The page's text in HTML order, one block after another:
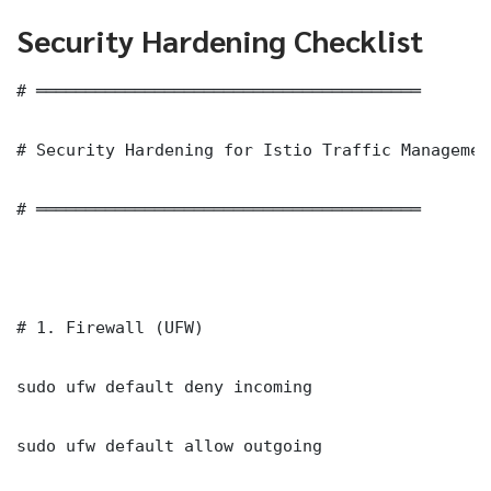
Security Hardening Checklist
# ═══════════════════════════════════════
# Security Hardening for Istio Traffic
# ═══════════════════════════════════════
# 1. Firewall (UFW)
sudo ufw default deny incoming
sudo ufw default allow outgoing